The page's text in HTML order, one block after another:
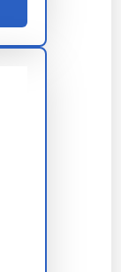
longe de
de
e